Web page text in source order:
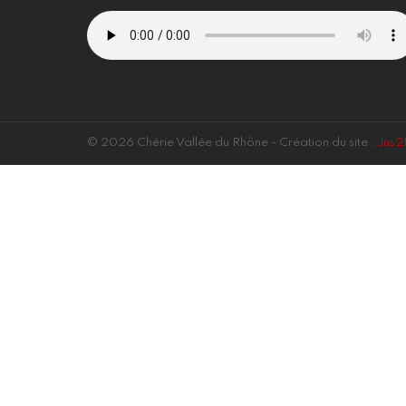
© 2026 Chérie Vallée du Rhône - Création du site :